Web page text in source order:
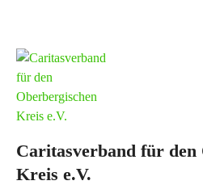
Caritasverband für den
Kreis e.V.